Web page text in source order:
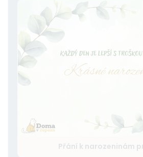
Přání k narozeninám